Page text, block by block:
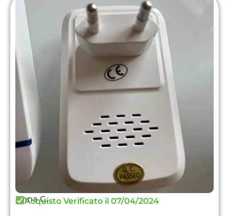
Anna G.
Acquisto Verificato il 07/04/2024